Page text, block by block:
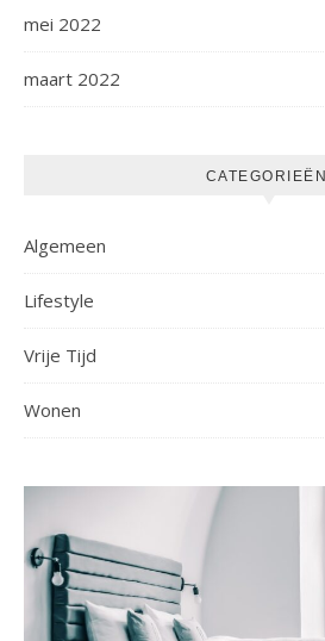
mei 2022
maart 2022
CATEGORIEËN
Algemeen
Lifestyle
Vrije Tijd
Wonen